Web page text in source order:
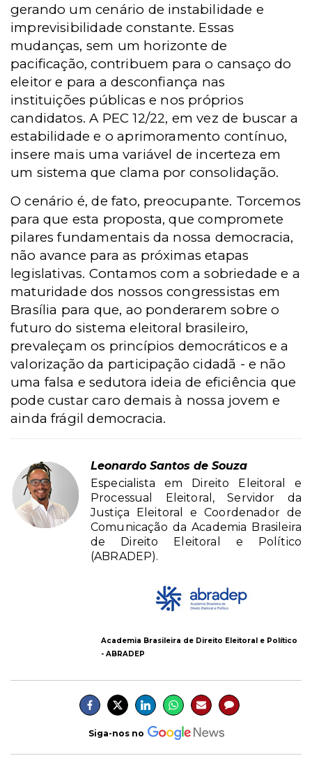
gerando um cenário de instabilidade e
imprevisibilidade constante. Essas
mudanças, sem um horizonte de
pacificação, contribuem para o cansaço do
eleitor e para a desconfiança nas
instituições públicas e nos próprios
candidatos. A PEC 12/22, em vez de buscar a
estabilidade e o aprimoramento contínuo,
insere mais uma variável de incerteza em
um sistema que clama por consolidação.
O cenário é, de fato, preocupante. Torcemos
para que esta proposta, que compromete
pilares fundamentais da nossa democracia,
não avance para as próximas etapas
legislativas. Contamos com a sobriedade e a
maturidade dos nossos congressistas em
Brasília para que, ao ponderarem sobre o
futuro do sistema eleitoral brasileiro,
prevaleçam os princípios democráticos e a
valorização da participação cidadã - e não
uma falsa e sedutora ideia de eficiência que
pode custar caro demais à nossa jovem e
ainda frágil democracia.
Leonardo Santos de Souza
Especialista em Direito Eleitoral e
Processual Eleitoral, Servidor da
Justiça Eleitoral e Coordenador de
Comunicação da Academia Brasileira
de Direito Eleitoral e Político
(ABRADEP).
Academia Brasileira de Direito Eleitoral e Político
- ABRADEP
Siga-nos no